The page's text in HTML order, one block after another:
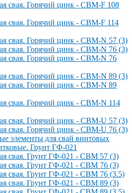
свая. Горячий цинк - СВМ-F 108
свая. Горячий цинк - СВМ-F 114
свая. Горячий цинк - СВМ-N 57 (3)
свая. Горячий цинк - СВМ-N 76 (3)
свая. Горячий цинк - СВМ-N 76
свая. Горячий цинк - СВМ-N 89 (3)
свая. Горячий цинк - СВМ-N 89
свая. Горячий цинк - СВМ-N 114
свая. Горячий цинк - СВМ-U 57 (3)
свая. Горячий цинк - СВМ-U 76 (3)
элементы для свай винтовых
Грунт ГФ-021
свая. Грунт ГФ-021 - СВМ 57 (3)
свая. Грунт ГФ-021 - СВМ 76 (3)
свая. Грунт ГФ-021 - СВМ 76 (3.5)
свая. Грунт ГФ-021 - СВМ 89 (3)